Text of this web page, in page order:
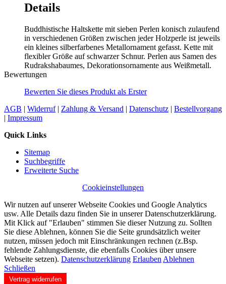
Details
Buddhistische Haltskette mit sieben Perlen konisch zulaufend
in verschiedenen Größen zwischen jeder Holzperle ist jeweils
ein kleines silberfarbenes Metallornament gefasst. Kette mit
flexibler Größe auf schwarzer Schnur. Perlen aus Samen des
Rudrakshabaumes, Dekorationsornamente aus Weißmetall.
Bewertungen
Bewerten Sie dieses Produkt als Erster
AGB | Widerruf| Zahlung & Versand | Datenschutz | Bestellvorgang
| Impressum
Quick Links
Sitemap
Suchbegriffe
Erweiterte Suche
Cookieinstellungen
Wir nutzen auf unserer Webseite Cookies und Google Analytics
usw. Alle Details dazu finden Sie in unserer Datenschutzerklärung.
Mit Klick auf "Erlauben" stimmen Sie dieser Nutzung zu. Sollten
Sie diese Ablehnen, können Sie die Seite grundsätzlich weiter
nutzen, müssen jedoch mit Einschränkungen rechnen (z.Bsp.
fehlende Zahlungsdienste, die ebenfalls Cookies über unsere
Webseite setzen). Datenschutzerklärung Erlauben Ablehnen
Schließen
Vertrag widerrufen